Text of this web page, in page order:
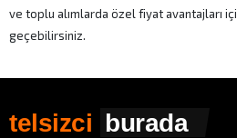
ve toplu alımlarda özel fiyat avantajları
geçebilirsiniz.
telsizci burada